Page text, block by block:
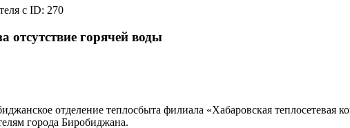
с ID: 270
отсутствие горячей воды
отделение теплосбыта филиала «Хабаровская
города Биробиджана.